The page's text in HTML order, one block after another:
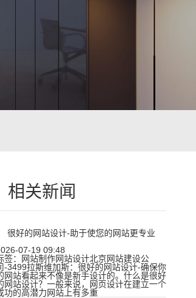
相关新闻
很好的网站设计-助于使您的网站更专业
07-19 09:48
签：网站制作网站设计北京网站建设公
-3499拉斯维加斯：很好的网站设计-确保你
网站看起来不像是新手设计的。什么是很好
网站设计？一般来说，网页设计在建立一个
功的高潜力网站上有多重